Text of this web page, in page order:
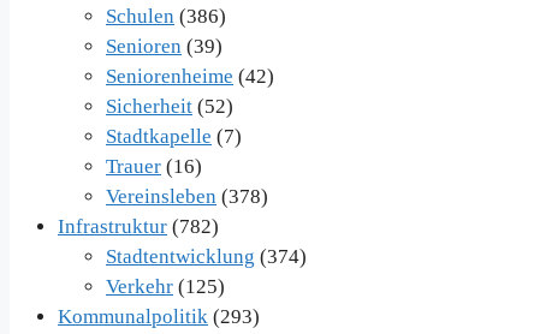
Schulen (386)
Senioren (39)
Seniorenheime (42)
Sicherheit (52)
Stadtkapelle (7)
Trauer (16)
Vereinsleben (378)
Infrastruktur (782)
Stadtentwicklung (374)
Verkehr (125)
Kommunalpolitik (293)